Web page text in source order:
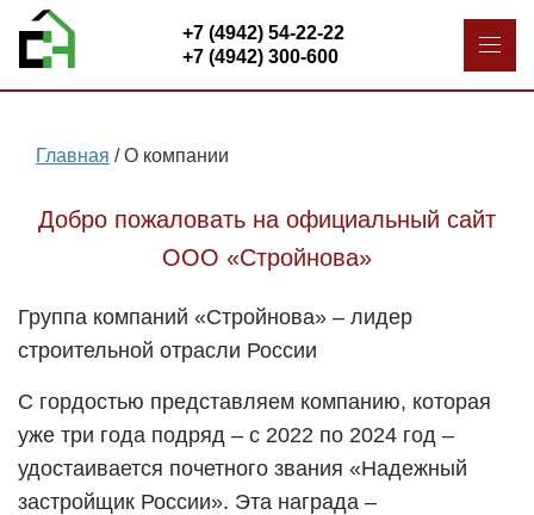
+7 (4942) 54-22-22
+7 (4942) 300-600
Главная /О компании
Добро пожаловать на официальный сайт
ООО «Стройнова»
Группа компаний «Стройнова» – лидер
строительной отрасли России
С гордостью представляем компанию, которая
уже три года подряд – с 2022 по 2024 год –
удостаивается почетного звания «Надежный
застройщик России». Эта награда –